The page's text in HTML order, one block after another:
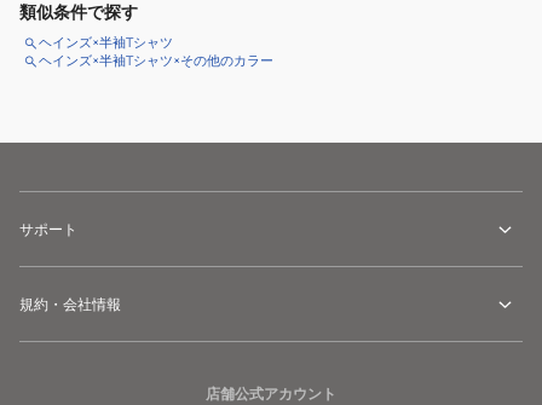
類似条件で探す
ヘインズ×半袖Tシャツ
ヘインズ×半袖Tシャツ×その他のカラー
サポート
規約・会社情報
店舗公式アカウント